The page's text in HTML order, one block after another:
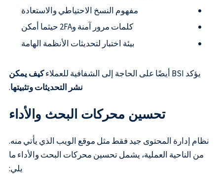
مفهوم النسخ الاحتياطي والاستعادة
كلمات مرور آمنة و2FA حيثما أمكن
بيئة اختبار لتحديثات الأنظمة الهامة
يؤكد BSI أيضًا على الحاجة إلى الشفافية للعملاء
كيف يمكن
نشر التحديثات وتثبيتها.
تحسين محركات البحث والأداء
نظام إدارة المحتوى جيد فقط مثل موقع الويب الذي يأتي منه.
من الناحية العملية، يشمل تحسين محركات البحث والأداء ما
يلي: